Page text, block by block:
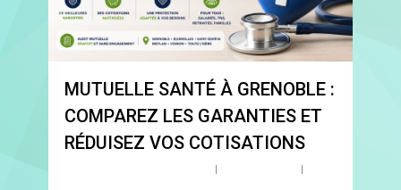
MUTUELLE SANTÉ À GRENOBLE :
COMPAREZ LES GARANTIES ET
RÉDUISEZ VOS COTISATIONS